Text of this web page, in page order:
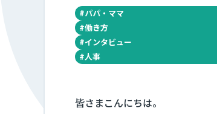
#パパ・ママ
#働き方
#インタビュー
#人事
皆さまこんにちは。